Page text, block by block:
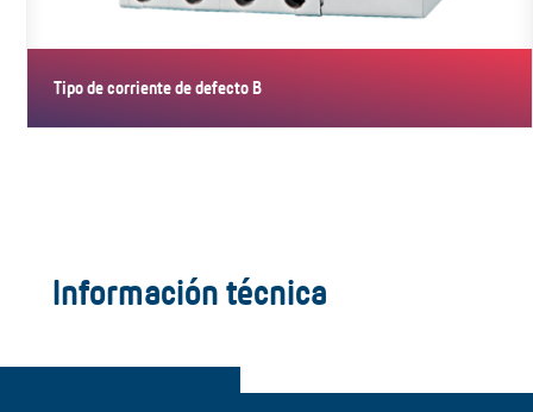
Tipo de corriente de defecto B
Información técnica